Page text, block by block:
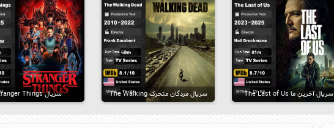
سریال آخرینِ ما The Last of Us
سریال مردگان متحرک The Walking
Dead
سریال Stranger Things